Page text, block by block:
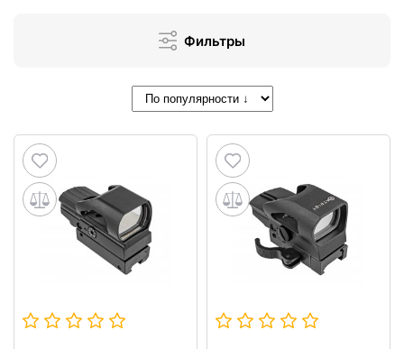
Фильтры